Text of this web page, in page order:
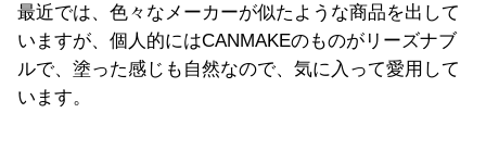
最近では、色々なメーカーが似たような商品を出して
いますが、個人的にはCANMAKEのものがリーズナブ
ルで、 塗った感じも自然なので、気に入って愛用して
います。